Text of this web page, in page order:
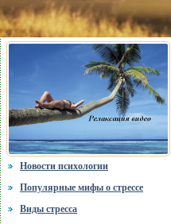
Новости психологии
Популярные мифы о стрессе
Виды стресса